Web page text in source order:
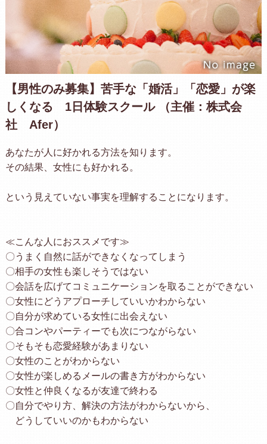
【男性のみ募集】苦手な「婚活」「恋愛」が楽
しくなる 1日体験スクール （主催：株式会
社 Afer）
あなたが人に好かれる方法を知ります。
その結果、女性にも好かれる。
という見えていない事実を理解することになります。
≪こんな人におススメです≫
〇うまく自然に話ができなくなってしまう
〇相手の女性も楽しそうではない
〇会話を広げてコミュニケーションを取ることができない
〇女性にどうアプローチしていいかわからない
〇自分が求めている女性に出会えない
〇合コンやパーティーでも次につながらない
〇そもそも恋愛経験があまりない
〇女性のことがわからない
〇女性が楽しめるメールの書き方がわからない
〇女性と仲良くなるが友達で終わる
〇自分でやり方、解決の方法がわからないから、
どうしていいのかもわからない